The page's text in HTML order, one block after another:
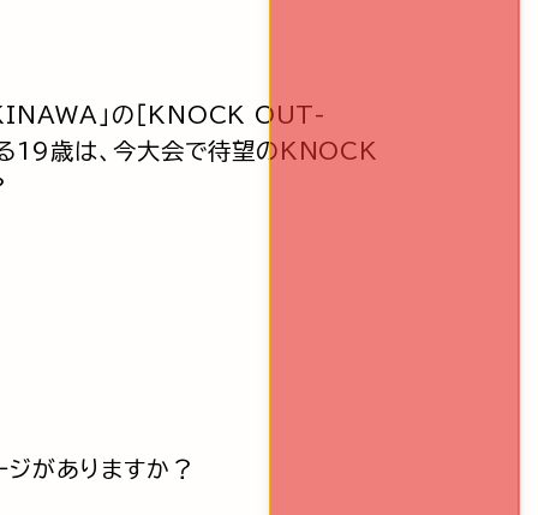
」の［KNOCK OUT-
19歳は、今大会で待望のKNOCK
がありますか？